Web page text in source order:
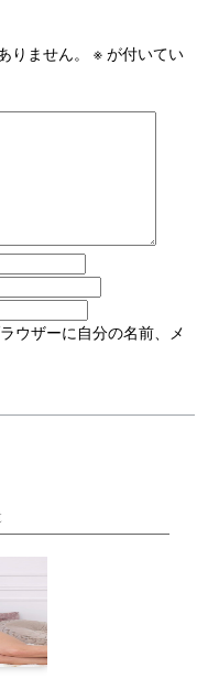
りません。 ※ が付いてい
ウザーに自分の名前、メ